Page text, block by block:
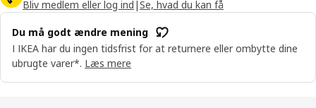
Bliv medlem eller log ind |Se, hvad du kan få
Du må godt ændre mening
I IKEA har du ingen tidsfrist for at returnere eller ombytte dine
ubrugte varer*. Læs mere